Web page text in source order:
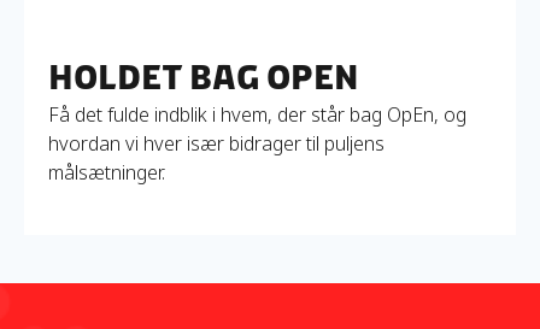
Holdet bag OpEn
Få det fulde indblik i hvem, der står bag OpEn, og
hvordan vi hver især bidrager til puljens
målsætninger.